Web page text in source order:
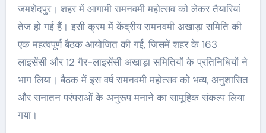
जमशेदपुर। शहर में आगामी रामनवमी महोत्सव को लेकर तैयारियां
तेज हो गई हैं। इसी क्रम में केंद्रीय रामनवमी अखाड़ा समिति की
एक महत्वपूर्ण बैठक आयोजित की गई, जिसमें शहर के 163
लाइसेंसी और 12 गैर-लाइसेंसी अखाड़ा समितियों के प्रतिनिधियों ने
भाग लिया। बैठक में इस वर्ष रामनवमी महोत्सव को भव्य, अनुशासित
और सनातन परंपराओं के अनुरूप मनाने का सामूहिक संकल्प लिया
गया।